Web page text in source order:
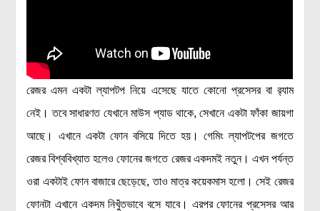
বিজ্ঞানযাত্রা সংবাদ/বিজ্ঞপ্তি
বৈজ্ঞানিক কল্পকাহিনী
রিভিউ (বই/মুভি/সিরিজ)
রেজর এমন একটা ল্যাপটপ নিয়ে এসেছে যাতে কোনো প্রসেসর বা র‍্যাম
নেই। তবে সাধারণত যেখানে মাউস প্যাড থাকে, সেখানে একটা ফাঁকা জায়গা
আছে। এখানে একটা ফোন বসিয়ে দিতে হয়। গেমিং ল্যাপটপের জগতে
রেজর বিশ্ববিখ্যাত হলেও ফোনের জগতে রেজর একদমই নতুন। এখন পর্যন্ত
ওরা একটাই ফোন বাজারে ছেড়েছে, তাও মাত্র কয়েকমাস হলো। সেই রেজর
ফোনটা এখানে একদম নিখুঁতভাবে বসে যাবে। এরপর ফোনের প্রসেসর আর